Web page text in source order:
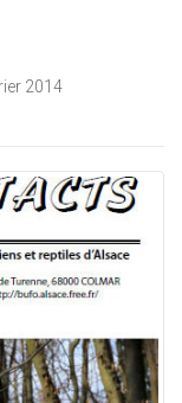
2014